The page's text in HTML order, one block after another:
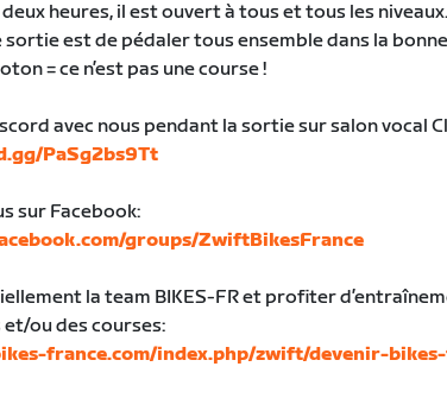
heures, il est ouvert à tous et tous les niveaux.
est de pédaler tous ensemble dans la
= ce n’est pas une course !
avec nous pendant la sortie sur salon vocal
PaSg2bs9Tt
sur Facebook:
groups/ZwiftBikesFrance
la team BIKES-FR et profiter
ou des courses:
france.com/index.php/zwift/devenir-